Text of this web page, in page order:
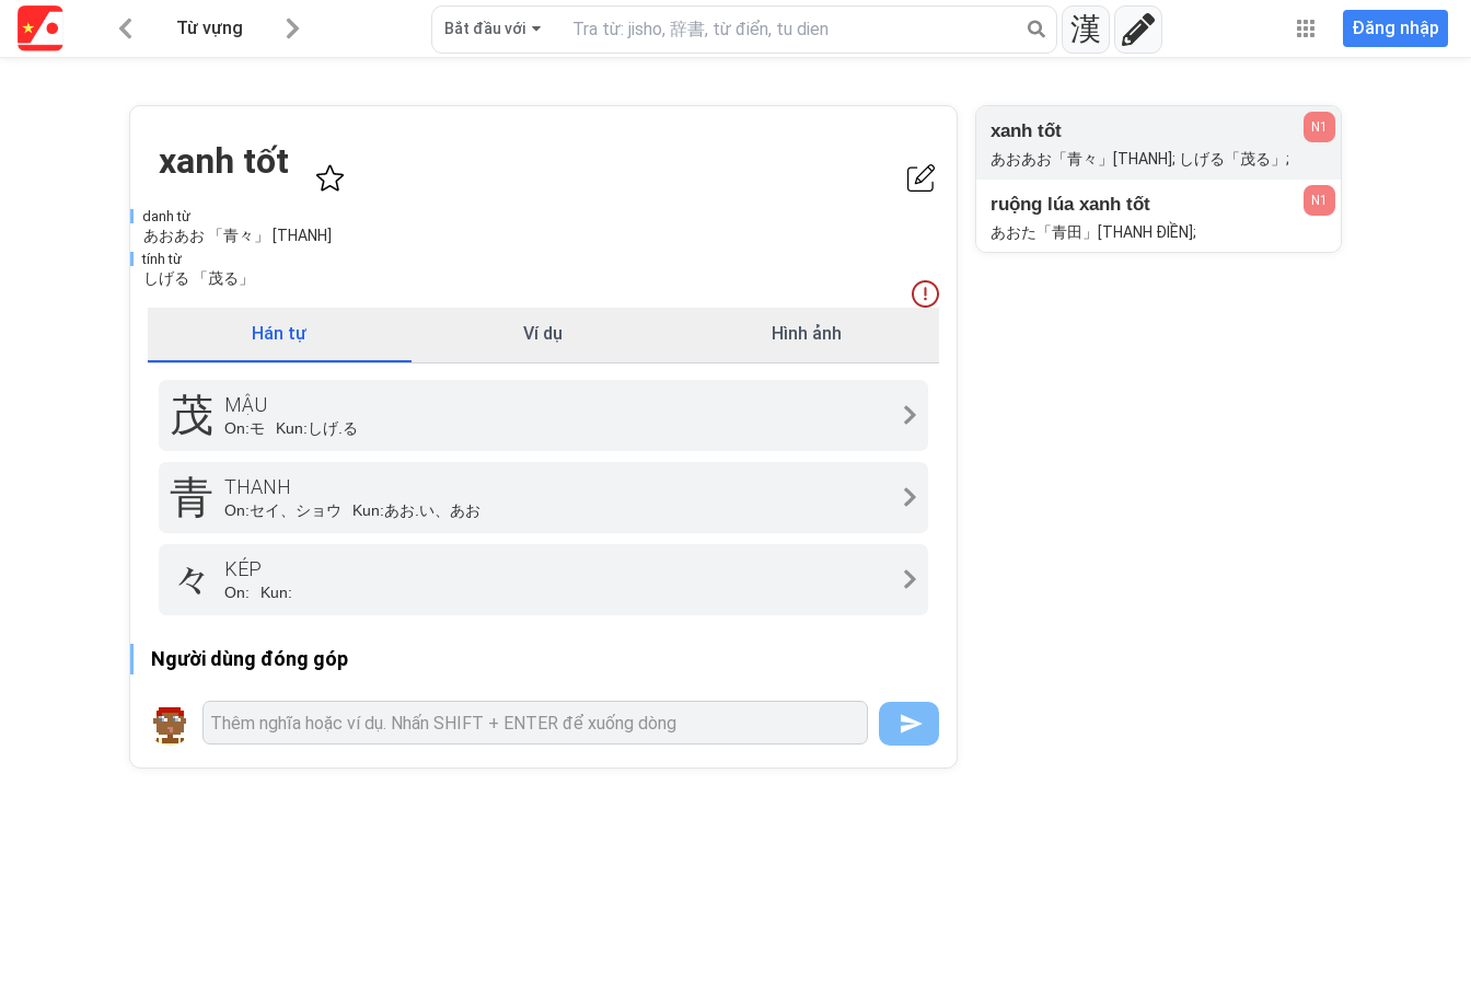
Từ vựng 漢
Bắt đầu với Đăng nhập
xanh tốt
danh từ
あおあお 「青々」 [THANH]
tính từ
しげる 「茂る」
Hán tự Ví dụ Hình ảnh
茂 MẬU
On:モ Kun: しげ.る
青 THANH
On:セイ、ショウ Kun:あお.い、あお
々 KÉP
On: Kun:
Người dùng đóng góp
xanh tốt
あおあお「青々」[THANH]; しげる「茂る」;
N1
ruộng lúa xanh tốt
あおた「青田」[THANH ĐIỀN];
N1